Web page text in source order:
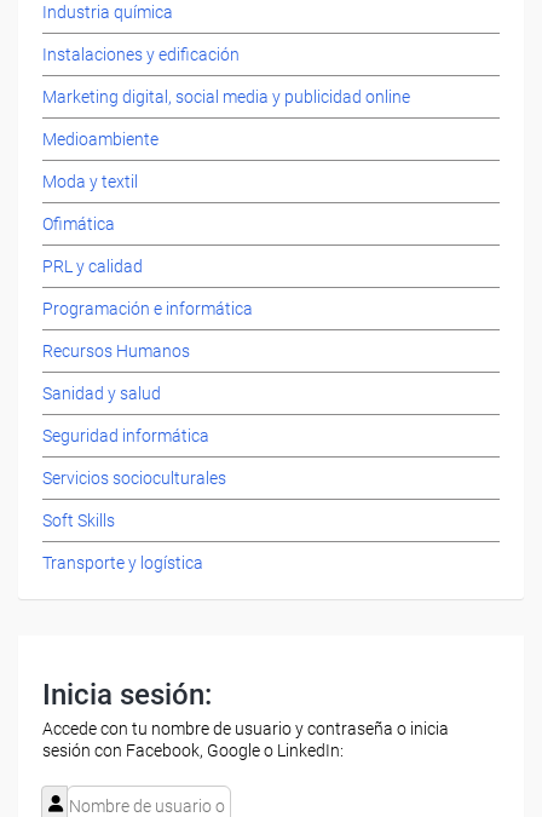
Industria química
Instalaciones y edificación
Marketing digital, social media y publicidad online
Medioambiente
Moda y textil
Ofimática
PRL y calidad
Programación e informática
Recursos Humanos
Sanidad y salud
Seguridad informática
Servicios socioculturales
Soft Skills
Transporte y logística
Inicia sesión:
Accede con tu nombre de usuario y contraseña o inicia
sesión con Facebook, Google o LinkedIn: